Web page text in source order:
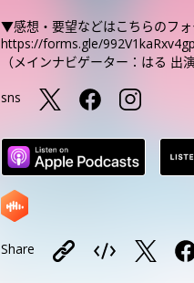
▼感想・要望などはこちらのフ
https://forms.gle/
（メインナビゲーター：はる
sns
Share